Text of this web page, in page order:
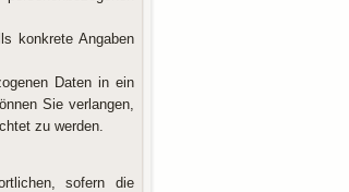
konkrete Angaben
Daten in ein
Sie verlangen,
zu werden.
sofern die